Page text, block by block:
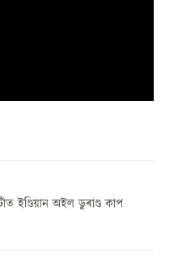
ইণ্ডিয়ান অইল ডুৰাণ্ড কাপ